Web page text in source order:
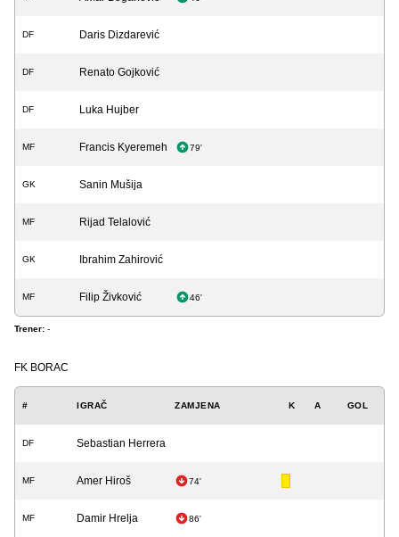
DF Daris Dizdarević
DF Renato Gojković
DF Luka Hujber
MF Francis Kyeremeh 79'
GK Sanin Mušija
MF Rijad Telalović
GK Ibrahim Zahirović
MF Filip Živković 46'
Trener: -
FK BORAC
# IGRAČ ZAMJENA K A GOL
DF Sebastian Herrera
MF Amer Hiroš 74'
MF Damir Hrelja 86'